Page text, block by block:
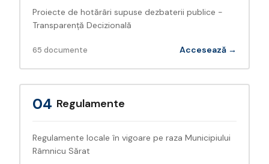
Proiecte de hotărâri supuse dezbaterii publice -
Transparență Decizională
65 documente Accesează →
04 Regulamente
Regulamente locale în vigoare pe raza Municipiului
Râmnicu Sărat